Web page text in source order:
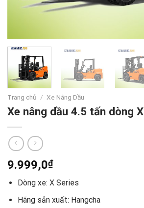
Trang chủ / Xe Nâng Dầu
Xe nâng dầu 4.5 tấn dòng X
9.999,0₫
Dòng xe: X Series
Hãng sản xuất: Hangcha